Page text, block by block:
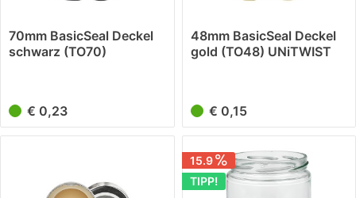
70mm BasicSeal Deckel
schwarz (TO70)
€ 0,23
48mm BasicSeal Deckel
gold (TO48) UNiTWIST
€ 0,15
15.9
TIPP!